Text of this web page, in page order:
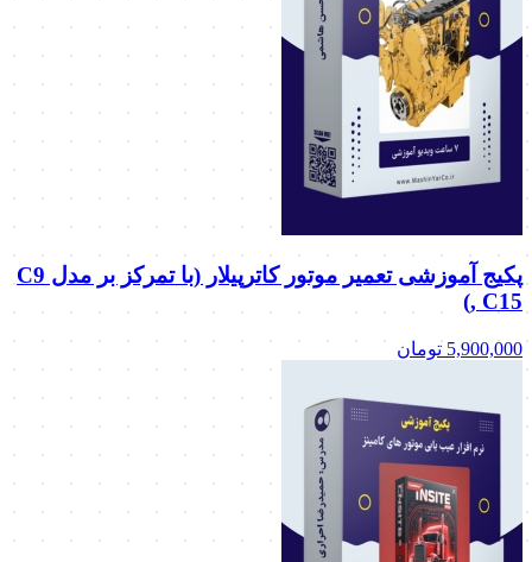
پکیج آموزشی تعمیر موتور کاترپیلار (با تمرکز بر مدل C9
, C15)
5,900,000 تومان